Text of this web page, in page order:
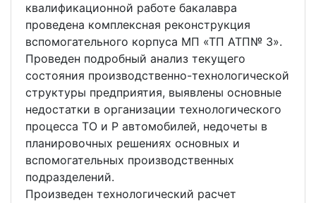
квалификационной работе бакалавра
проведена комплексная реконструкция
вспомогательного корпуса МП «ТП АТП№ 3».
Проведен подробный анализ текущего
состояния производственно-технологической
структуры предприятия, выявлены основные
недостатки в организации технологического
процесса ТО и Р автомобилей, недочеты в
планировочных решениях основных и
вспомогательных производственных
подразделений.
Произведен технологический расчет